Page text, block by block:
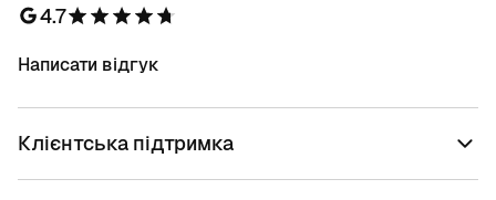
4.7
Написати відгук
Клієнтська підтримка